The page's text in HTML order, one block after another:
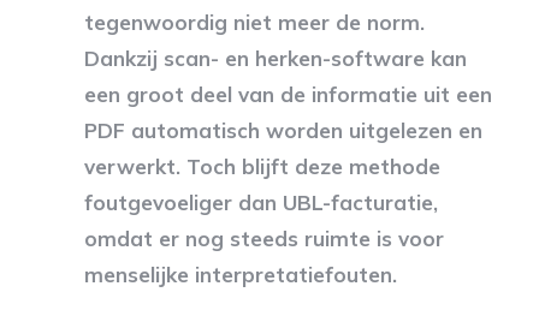
tegenwoordig niet meer de norm.
Dankzij scan- en herken-software kan
een groot deel van de informatie uit een
PDF automatisch worden uitgelezen en
verwerkt. Toch blijft deze methode
foutgevoeliger dan UBL-facturatie,
omdat er nog steeds ruimte is voor
menselijke interpretatiefouten.